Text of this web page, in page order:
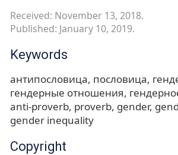
Received: November 13, 2018.
Published: January 10, 2019.
Keywords
антипословица пословица
гендерные отношения
anti-proverb proverb gender
gender inequality
Copyright